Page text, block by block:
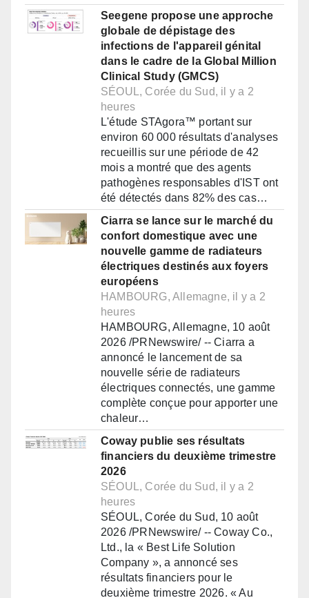
Seegene propose une approche
globale de dépistage des
infections de l'appareil génital
dans le cadre de la Global Million
Clinical Study (GMCS)
SÉOUL, Corée du Sud, il y a 2
heures
L'étude STAgora™ portant sur
environ 60 000 résultats d'analyses
recueillis sur une période de 42
mois a montré que des agents
pathogènes responsables d'IST ont
été détectés dans 82% des cas…
Ciarra se lance sur le marché du
confort domestique avec une
nouvelle gamme de radiateurs
électriques destinés aux foyers
européens
HAMBOURG, Allemagne, il y a 2
heures
HAMBOURG, Allemagne, 10 août
2026 /PRNewswire/ -- Ciarra a
annoncé le lancement de sa
nouvelle série de radiateurs
électriques connectés, une gamme
complète conçue pour apporter une
chaleur…
Coway publie ses résultats
financiers du deuxième trimestre
2026
SÉOUL, Corée du Sud, il y a 2
heures
SÉOUL, Corée du Sud, 10 août
2026 /PRNewswire/ -- Coway Co.,
Ltd., la « Best Life Solution
Company », a annoncé ses
résultats financiers pour le
deuxième trimestre 2026. « Au